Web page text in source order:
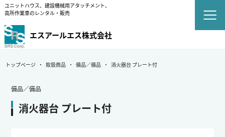
ユニットハウス、建設機械用アタッチメント、
高所作業車のレンタル・販売
エスアールエス株式会社
トップページ 取扱商品 備品／備品 消火器台 プレート付
備品／備品
消火器台 プレート付